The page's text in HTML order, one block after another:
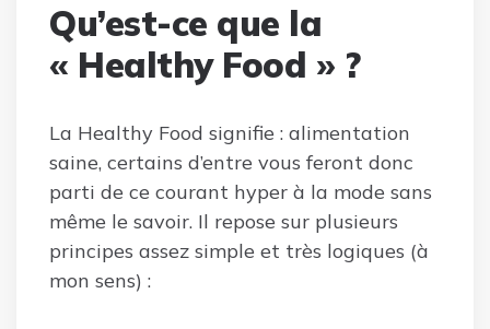
Qu’est-ce que la
« Healthy Food » ?
La Healthy Food signifie : alimentation
saine, certains d’entre vous feront donc
parti de ce courant hyper à la mode sans
même le savoir. Il repose sur plusieurs
principes assez simple et très logiques (à
mon sens) :